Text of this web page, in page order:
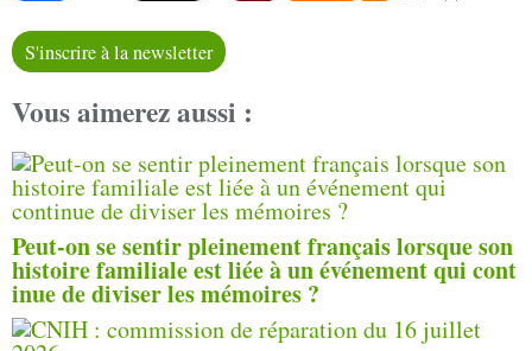
S'inscrire à la newsletter
Vous aimerez aussi :
Peut-on se sentir pleinement français lorsque son
histoire familiale est liée à un événement qui cont
inue de diviser les mémoires ?